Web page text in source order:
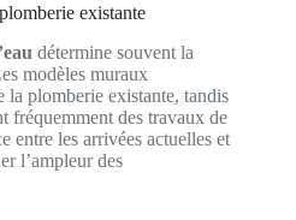
existante
détermine souvent la
modèles muraux
la plomberie existante, tandis
fréquemment des travaux de
entre les arrivées actuelles et
l’ampleur des